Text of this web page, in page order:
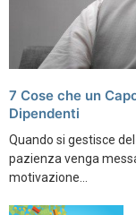
7 Cose che un
Dipendenti
Quando si gestisce
pazienza venga
motivazione...